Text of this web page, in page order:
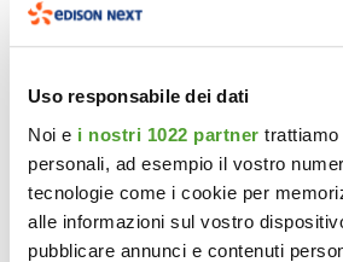
Uso responsabile dei dati
Noi e i nostri 1022 partner
personali, ad esempio il vostro
tecnologie come i cookie per
alle informazioni sul vostro
pubblicare annunci e contenuti